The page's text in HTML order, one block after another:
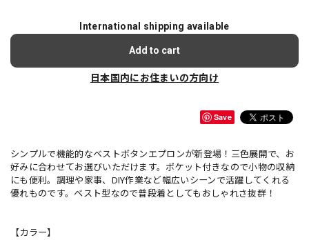
International shipping available
Add to cart
日本国内にお住まいの方向け
Save
シンプルで機能的なベストボタンエプロンが新登場！三色展開で、お
好みに合わせてお選びいただけます。ポケット付きなので小物の収納
にも便利。調理や家事、DIY作業など幅広いシーンで活躍してくれる
優れものです。ベスト型なので普段着としてもおしゃれさ抜群！
【カラー】